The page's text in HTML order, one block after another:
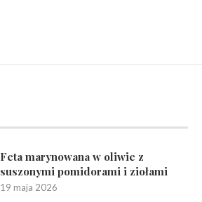
Feta marynowana w oliwie z
suszonymi pomidorami i ziołami
19 maja 2026